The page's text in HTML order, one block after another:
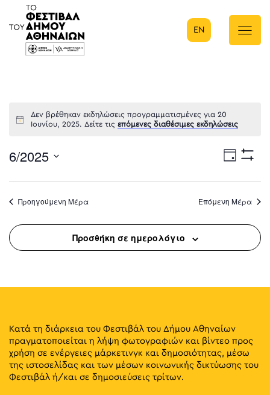
Κύρια πλοήγηση
EN
Δεν βρέθηκαν εκδηλώσεις προγραμματισμένες για 20
Ιουνίου, 2025. Δείτε τιςεπόμενες διαθέσιμες εκδηλώσεις
Ημέρα
6/2025
date.
Προηγούμενη Μέρα Επόμενη Μέρα
Προσθήκη σε ημερολόγιο
Κατά τη διάρκεια του Φεστιβάλ του Δήμου Αθηναίων
πραγματοποιείται η λήψη φωτογραφιών και βίντεο προς
χρήση σε ενέργειες μάρκετινγκ και δημοσιότητας, μέσω
της ιστοσελίδας και των μέσων κοινωνικής δικτύωσης του
Φεστιβάλ ή/και σε δημοσιεύσεις τρίτων.